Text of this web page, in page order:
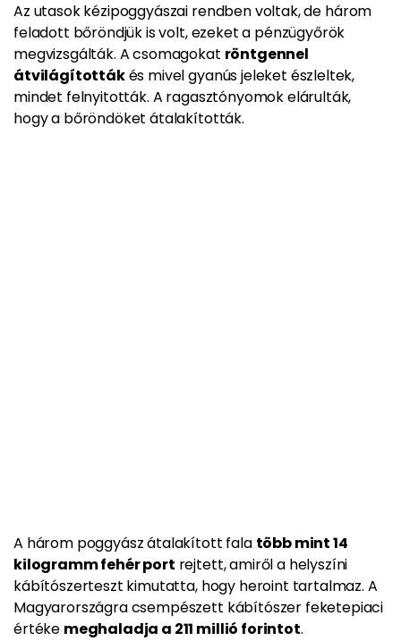
Az utasokkézipoggyászai rendben voltak, de három
feladott bőröndjük is volt, ezeket a pénzügyőrök
megvizsgálták. A csomagokat röntgennel
átvilágítottákés mivel gyanús jeleket észleltek,
mindet felnyitották. A ragasztónyomok elárulták,
hogy a bőröndöket átalakították.
A három poggyász átalakított fala több mint 14
kilogramm fehér port rejtett, amiről a helyszíni
kábítószerteszt kimutatta, hogy heroint tartalmaz. A
Magyarországra csempészett kábítószer feketepiaci
értéke meghaladja a 211 millió forintot.